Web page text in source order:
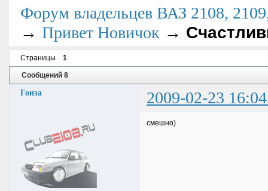
Форум владельцев ВАЗ 2108,
→ Привет Новичок →
Страницы 1
Сообщений 8
Гонза 2009-02-23
смешно)